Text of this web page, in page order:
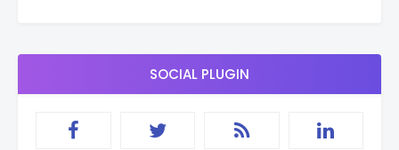
SOCIAL PLUGIN